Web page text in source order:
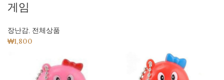
게임
장난감, 전체상품
₩1,800